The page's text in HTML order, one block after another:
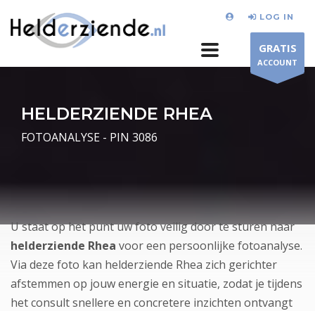
LOG IN
GRATIS
ACCOUNT
HELDERZIENDE RHEA
FOTOANALYSE - PIN 3086
U staat op het punt uw foto veilig door te sturen naar
helderziende Rhea voor een persoonlijke fotoanalyse.
Via deze foto kan helderziende Rhea zich gerichter
afstemmen op jouw energie en situatie, zodat je tijdens
het consult snellere en concretere inzichten ontvangt